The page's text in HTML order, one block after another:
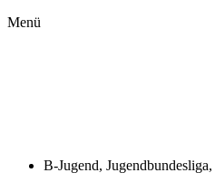
Menü
B-Jugend, Jugendbundesliga,